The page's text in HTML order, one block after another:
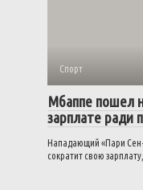
Спорт
Мбаппе пошел
зарплате ради
Нападающий «Пари
сократит свою